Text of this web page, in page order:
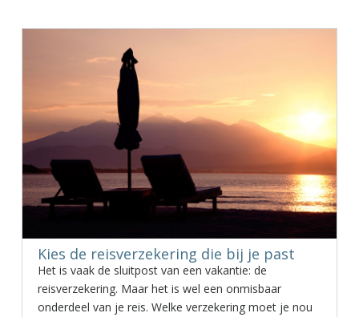
Kies de reisverzekering die bij je past
Het is vaak de sluitpost van een vakantie: de
reisverzekering. Maar het is wel een onmisbaar
onderdeel van je reis. Welke verzekering moet je nou